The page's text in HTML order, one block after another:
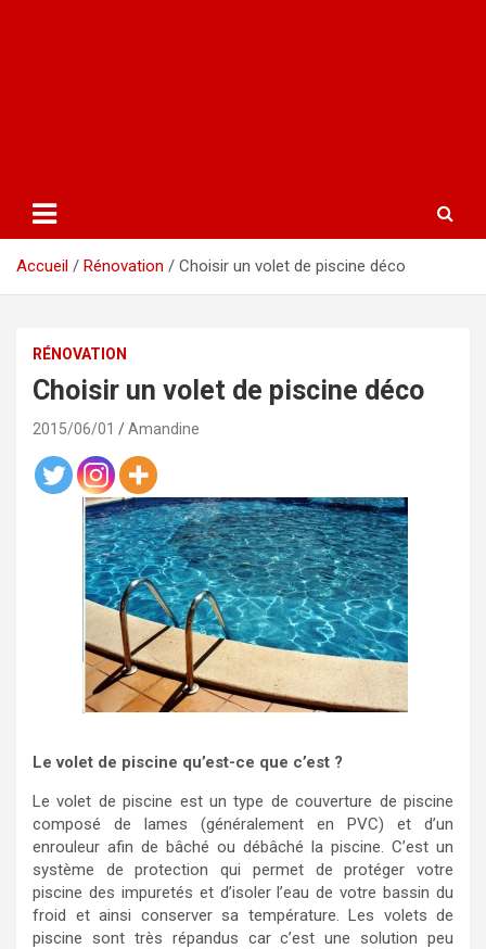
Accueil Rénovation Choisir un volet de piscine déco
RÉNOVATION
Choisir un volet de piscine déco
2015/06/01 Amandine
Le volet de piscine qu’est-ce que c’est ?
Le volet de piscine est un type de couverture de piscine
composé de lames (généralement en PVC) et d’un
enrouleur afin de bâché ou débâché la piscine. C’est un
système de protection qui permet de protéger votre
piscine des impuretés et d’isoler l’eau de votre bassin du
froid et ainsi conserver sa température. Les volets de
piscine sont très répandus car c’est une solution peu